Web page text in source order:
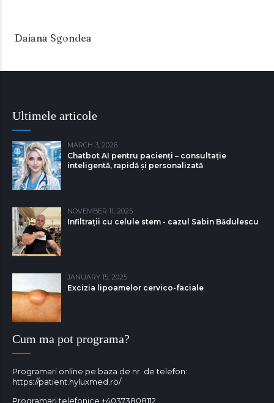
Daiana Sgondea
Ultimele articole
MARCH 3, 2026
Chatbot AI pentru pacienți – consultație
inteligentă, rapidă și personalizată
NOVEMBER 11, 2025
Infiltrații cu celule stem - cazul Sabin Bǎdulescu
JANUARY 15, 2025
Excizia lipoamelor cervico-faciale
Cum ma pot programa?
Programari online pe baza de nr. de telefon:
https://patient.hyluxmed.ro/
Programari telefonice +40373808112